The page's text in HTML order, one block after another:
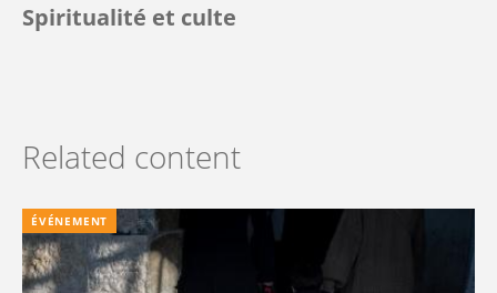
Spiritualité et culte
Related content
ÉVÉNEMENT